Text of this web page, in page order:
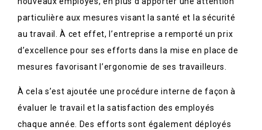
particulière aux mesures visant la santé et la sécurité
au travail. À cet effet, l’entreprise a remporté un prix
d’excellence pour ses efforts dans la mise en place de
mesures favorisant l’ergonomie de ses travailleurs.
À cela s’est ajoutée une procédure interne de façon à
évaluer le travail et la satisfaction des employés
chaque année. Des efforts sont également déployés